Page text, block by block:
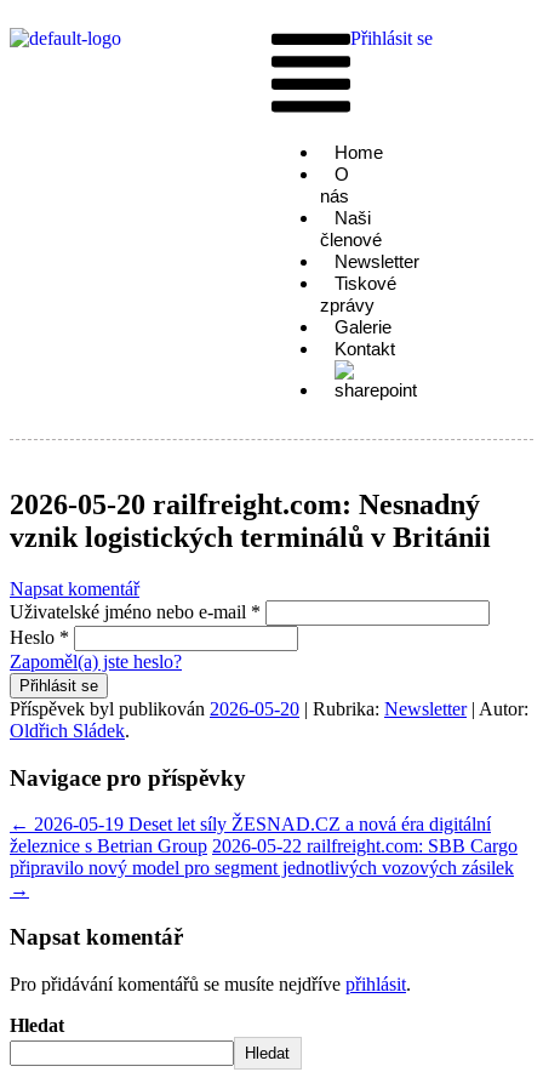
Home
O
nás
Naši
členové
Newsletter
Tiskové
zprávy
Galerie
Kontakt
Přihlásit se
2026-05-20 railfreight.com: Nesnadný
vznik logistických terminálů v Británii
Napsat komentář
Uživatelské jméno nebo e-mail *
Heslo *
Zapoměl(a) jste heslo?
Přihlásit se
Příspěvek byl publikován 2026-05-20 | Rubrika: Newsletter| Autor:
Oldřich Sládek.
Navigace pro příspěvky
← 2026-05-19 Deset let síly ŽESNAD.CZ a nová éra digitální
železnice s Betrian Group 2026-05-22 railfreight.com: SBB Cargo
připravilo nový model pro segment jednotlivých vozových zásilek
→
Napsat komentář
Pro přidávání komentářů se musíte nejdříve přihlásit.
Hledat
Hledat